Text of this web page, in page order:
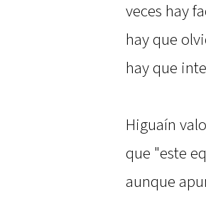
veces hay
hay que
hay que
Higuaín
que "este
aunque